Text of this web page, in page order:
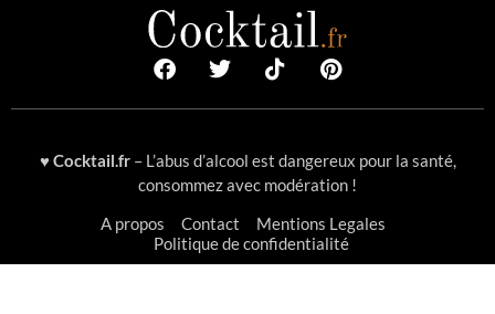
♥ Cocktail.fr– L’abus d’alcool est dangereux pour la santé,
consommez avec modération !
A propos
Contact
Mentions Legales
Politique de confidentialité